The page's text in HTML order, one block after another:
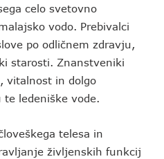
celo svetovno
vodo. Prebivalci
po odličnem zdravju,
starosti. Znanstveniki
vitalnost in dolgo
ledeniške vode.
telesa in
življenskih funkcij